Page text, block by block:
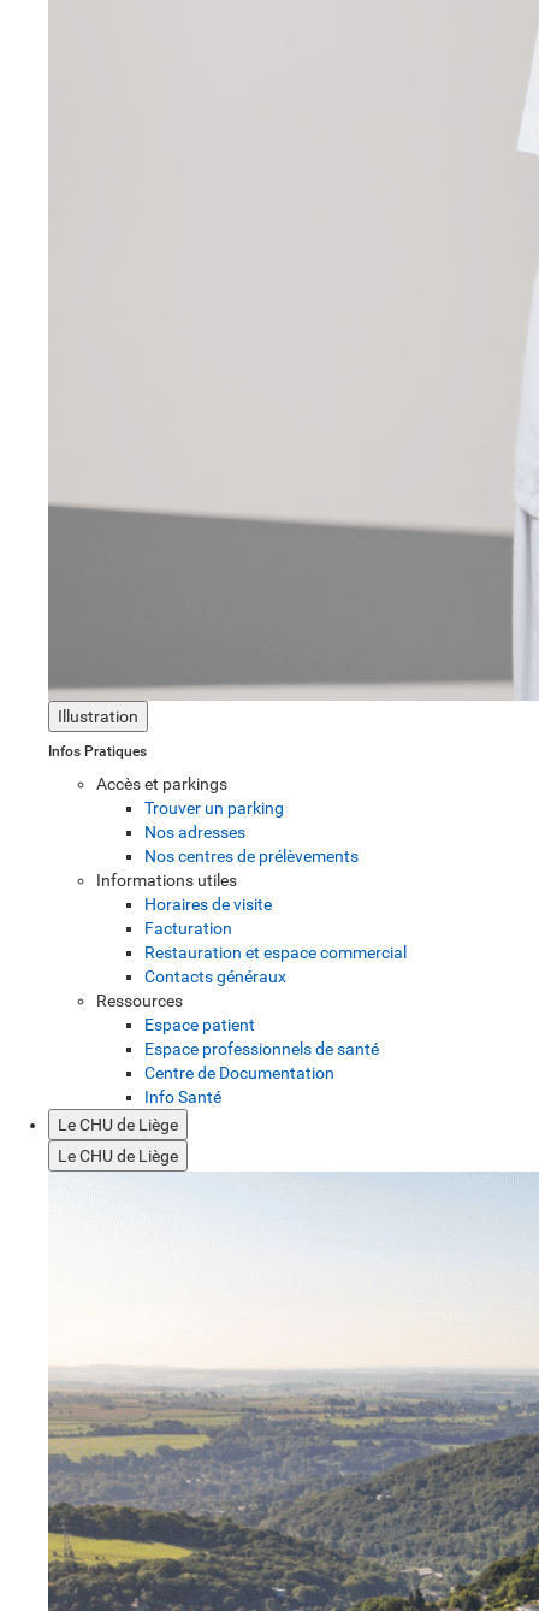
Illustration
Infos Pratiques
Accès et parkings
Trouver un parking
Nos adresses
Nos centres de prélèvements
Informations utiles
Horaires de visite
Facturation
Restauration et espace commercial
Contacts généraux
Ressources
Espace patient
Espace professionnels de santé
Centre de Documentation
Info Santé
Le CHU de Liège
Le CHU de Liège